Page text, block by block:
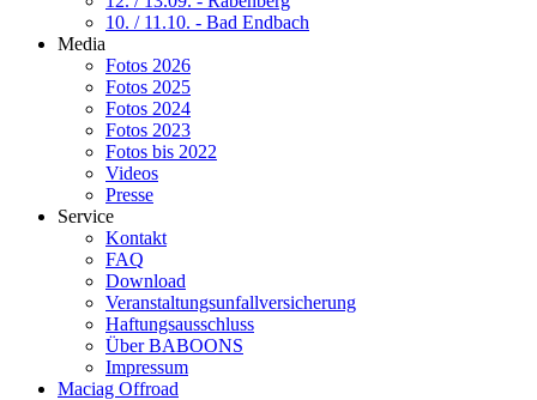
10. / 11.10. - Bad Endbach
Media
Fotos 2026
Fotos 2025
Fotos 2024
Fotos 2023
Fotos bis 2022
Videos
Presse
Service
Kontakt
FAQ
Download
Veranstaltungsunfallversicherung
Haftungsausschluss
Über BABOONS
Impressum
Maciag Offroad